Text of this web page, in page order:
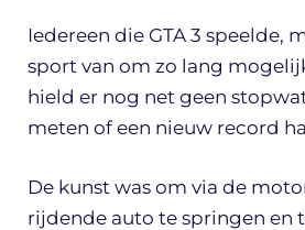
Iedereen die GTA 3 speelde,
sport van om zo lang
hield er nog net geen
meten of een nieuw record
De kunst was om via de
rijdende auto te springen en